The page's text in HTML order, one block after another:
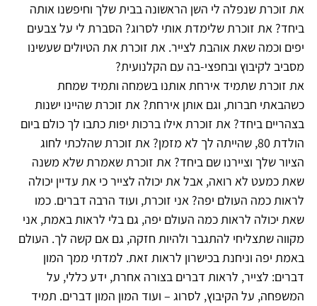
את זוכרת שנפלה לי השן הראשונה בבית שלך וחיפשנו אותה
ביחד? את זוכרת שלימדת אותי לסרוג? הסברת לי על צבעים
יפים וכמה שאת אוהבת לצייר. את זוכרת את הטיולים שעשינו
מסביב לקיבוץ ובחפצי-בה עם הקלנועית?
את זוכרת שתמיד אירחת אותנו בשמחה ותמיד שמחת
כשהבאתי חברות, וגם אותן אירחת? את זוכרת שהיינו ישנות
בצהריים ביחד? את זוכרת אילו ברכות יפות כתבו לך כולם ביום
הולדת 80, שהייתה לך לא מזמן? את זוכרת שהלכתי לחוג
הציור שלך וציירנו שם ביחד? את זוכרת שאמרת שלא משנה
שאת כמעט לא רואה, אבל את יכולה לצייר כי את עדיין יכולה
לראות כמה העולם יפה? אני זוכרת, ועוד הרבה דברים. כמו
שאת יכולה לראות כמה העולם יפה, גם בלי לראות באמת, אני
מקווה שתצליחי להתגבר ולהיות חזקה, גם אם קשה לך. העולם
באמת יפה וניחנת בכישרון לראות זאת. למדתי ממך המון
דברים: לצייר, לראות דברים בצורה אחרת, ידע כללי, על
המשפחה, על הקיבוץ, לסרוג – ועוד המון המון דברים. תמיד